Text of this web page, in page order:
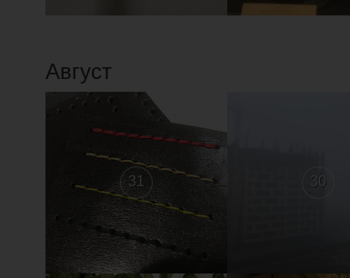
Август
31 30